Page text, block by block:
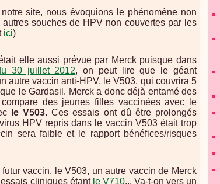
site, nous évoquions le phénomène non
souches de HPV non couvertes par les
ici)
elle aussi prévue par Merck puisque dans
30 juillet 2012, on peut lire que le géant
autre vaccin anti-HPV, le V503, qui couvrira 5
le Gardasil. Merck a donc déjà entamé des
des jeunes filles vaccinées avec le
le V503. Ces essais ont dû être prolongés
HPV repris dans le vaccin V503 était trop
sera faible et le rapport bénéfices/risques
vaccin, le V503, un autre vaccin de Merck
cliniques étant le V710... Va-t-on vers un